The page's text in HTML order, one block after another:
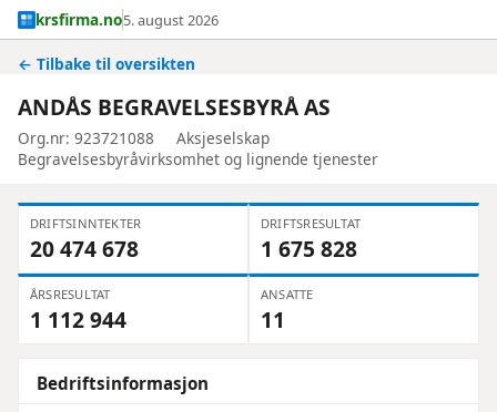
krsfirma.no5. august 2026
← Tilbake til oversikten
ANDÅS BEGRAVELSESBYRÅ AS
Org.nr: 923721088
Aksjeselskap
Begravelsesbyråvirksomhet og lignende tjenester
DRIFTSINNTEKTER
20 474 678
DRIFTSRESULTAT
1 675 828
ÅRSRESULTAT
1 112 944
ANSATTE
11
Bedriftsinformasjon